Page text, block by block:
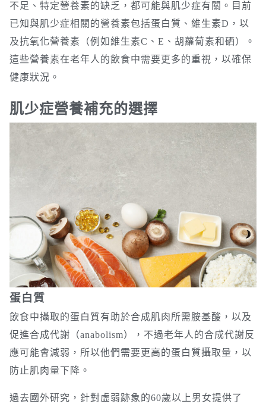
不足、特定營養素的缺乏，都可能與肌少症有關。目前
已知與肌少症相關的營養素包括蛋白質、維生素D，以
及抗氧化營養素（例如維生素C、E、胡蘿蔔素和硒）。
這些營養素在老年人的飲食中需要更多的重視，以確保
健康狀況。
肌少症營養補充的選擇
蛋白質
飲食中攝取的蛋白質有助於合成肌肉所需胺基酸，以及
促進合成代謝（anabolism），不過老年人的合成代謝反
應可能會減弱，所以他們需要更高的蛋白質攝取量，以
防止肌肉量下降。
過去國外研究，針對虛弱跡象的60歲以上男女提供了